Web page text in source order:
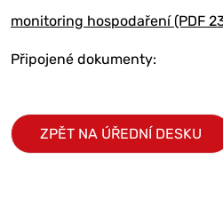
monitoring hospodaření (PDF
Připojené dokumenty:
ZPĚT NA ÚŘEDNÍ DESKU